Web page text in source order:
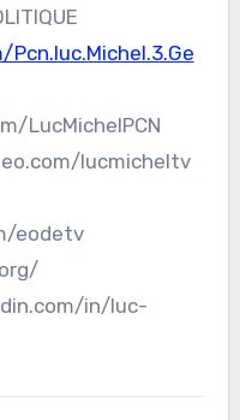
LucMichelPCN
lucmicheltv
eodetv
in/luc-